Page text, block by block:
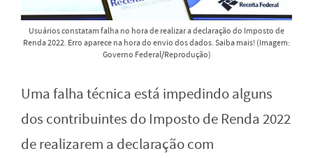
Usuários constatam falha no hora de realizar a declaração do Imposto de
Renda 2022. Erro aparece na hora do envio dos dados. Saiba mais! (Imagem:
Governo Federal/Reprodução)
Uma falha técnica está impedindo alguns
dos contribuintes do Imposto de Renda 2022
de realizarem a declaração com